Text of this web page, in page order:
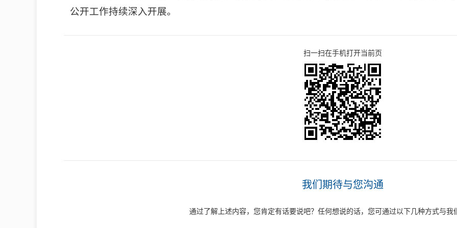
公开工作持续深入开展。
扫一扫在手机打开当前页
我们期待与您沟通
通过了解上述内容，您肯定有话要说吧？任何想说的话，您可通过以下几种方式与我